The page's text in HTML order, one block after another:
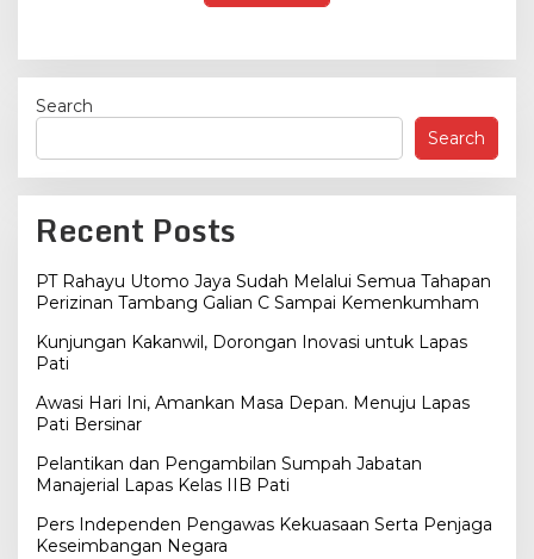
Search
Search
Recent Posts
PT Rahayu Utomo Jaya Sudah Melalui Semua Tahapan
Perizinan Tambang Galian C Sampai Kemenkumham
Kunjungan Kakanwil, Dorongan Inovasi untuk Lapas
Pati
Awasi Hari Ini, Amankan Masa Depan. Menuju Lapas
Pati Bersinar
Pelantikan dan Pengambilan Sumpah Jabatan
Manajerial Lapas Kelas IIB Pati
Pers Independen Pengawas Kekuasaan Serta Penjaga
Keseimbangan Negara